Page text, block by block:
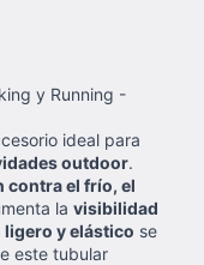
y Running -
ideal para
outdoor.
contra el frío, el
la visibilidad
ligero y elástico se
este tubular